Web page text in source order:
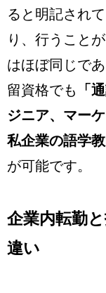
ると明記され
り、行うこと
はほぼ同じで
留資格でも
「
ジニア、マー
私企業の語学教
が可能です。
企業内転勤
違い